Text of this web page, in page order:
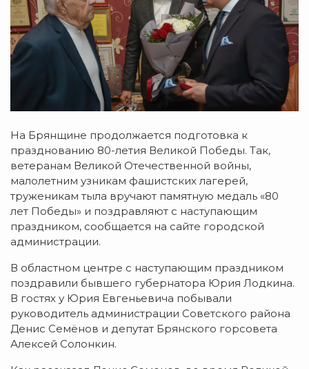
На Брянщине продолжается подготовка к
празднованию 80-летия Великой Победы. Так,
ветеранам Великой Отечественной войны,
малолетним узникам фашистских лагерей,
труженикам тыла вручают памятную медаль «80
лет Победы» и поздравляют с наступающим
праздником, сообщается на сайте городской
администрации.
В областном центре с наступающим праздником
поздравили бывшего губернатора Юрия Лодкина.
В гостях у Юрия Евгеньевича побывали
руководитель администрации Советского района
Денис Семёнов и депутат Брянского горсовета
Алексей Солонкин.